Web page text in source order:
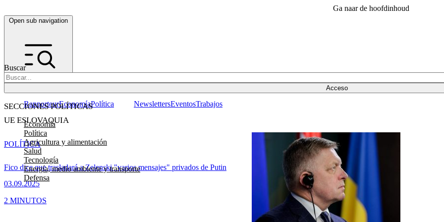
Ga naar de hoofdinhoud
Open sub navigation
Buscar
Acceso
SECCIONES POLÍTICAS
Economía
Política
Agricultura y alimentación
Salud
Tecnología
Energía, medio ambiente y transporte
Defensa
RapporteurEconomíaPolítica NewslettersEventosTrabajos
UE ESLOVAQUIA
Fico dice que trasladará a Zelenski "varios mensajes" privados de Putin
03.09.2025
POLÍTICA
2 MINUTOS